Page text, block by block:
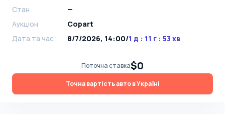
Стан
—
Аукціон
Copart
Дата та час
8/7/2026, 14:00/1 д : 11 г : 53 хв
Поточна ставка$0
Точна вартість авто в Україні